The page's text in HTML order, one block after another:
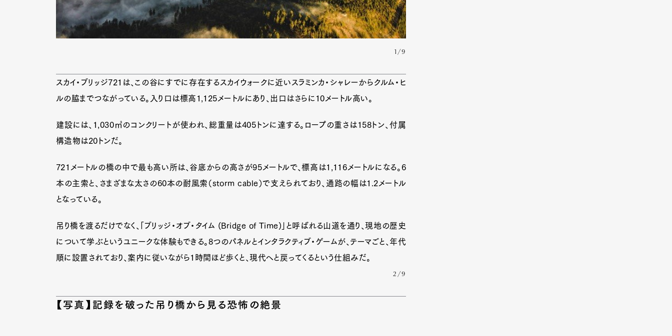
1/9
スカイ・ブリッジ721は、この谷にすでに存在するスカイウォークに近いスラミンカ・シャレーからクルム・ヒ
ルの脇までつながっている。入り口は標高1,125メートルにあり、出口はさらに10メートル高い。
建設には、1,030㎥のコンクリートが使われ、総重量は405トンに達する。ロープの重さは158トン、付属
構造物は20トンだ。
721メートルの橋の中で最も高い所は、谷底からの高さが95メートルで、標高は1,116メートルになる。6
本の主索と、さまざまな太さの60本の耐風索（storm cable）で支えられており、通路の幅は1.2メートル
となっている。
吊り橋を渡るだけでなく、「ブリッジ・オブ・タイム (Bridge of Time)」と呼ばれる山道を通り、現地の歴史
について学ぶというユニークな体験もできる。8つのパネルとインタラクティブ・ゲームが、テーマごと、年代
順に設置されており、案内に従いながら1時間ほど歩くと、現代へと戻ってくるという仕組みだ。
2/9
【写真】記録を破った吊り橋から見る恐怖の絶景